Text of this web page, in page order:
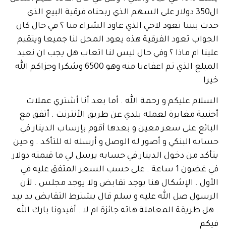
عليكم و رحمة الله . أما بعد أنا أشتري عملات
مغايرة لعملة بلدي عن طريق الأنترنت . أتفق مع
على سعر معين و بعدها أقوم بإرساب الدينار في
البنكي و أصور له الوصل و أرسله له للتأكد . و حين
من دخول الدينار في حسابه يرسل لي ما قيمته دولار
في غضون 1 ساعة . على حسب السعر المتفق عليه في
. الإشكال هنا يوجد تقابض ولا يوجد مجلس . لأن
صل الله عليه و سلم قال يشترط التقابض يد بيد
المعاملة هاته جائزة ام لا . أفيدونا بارك الله